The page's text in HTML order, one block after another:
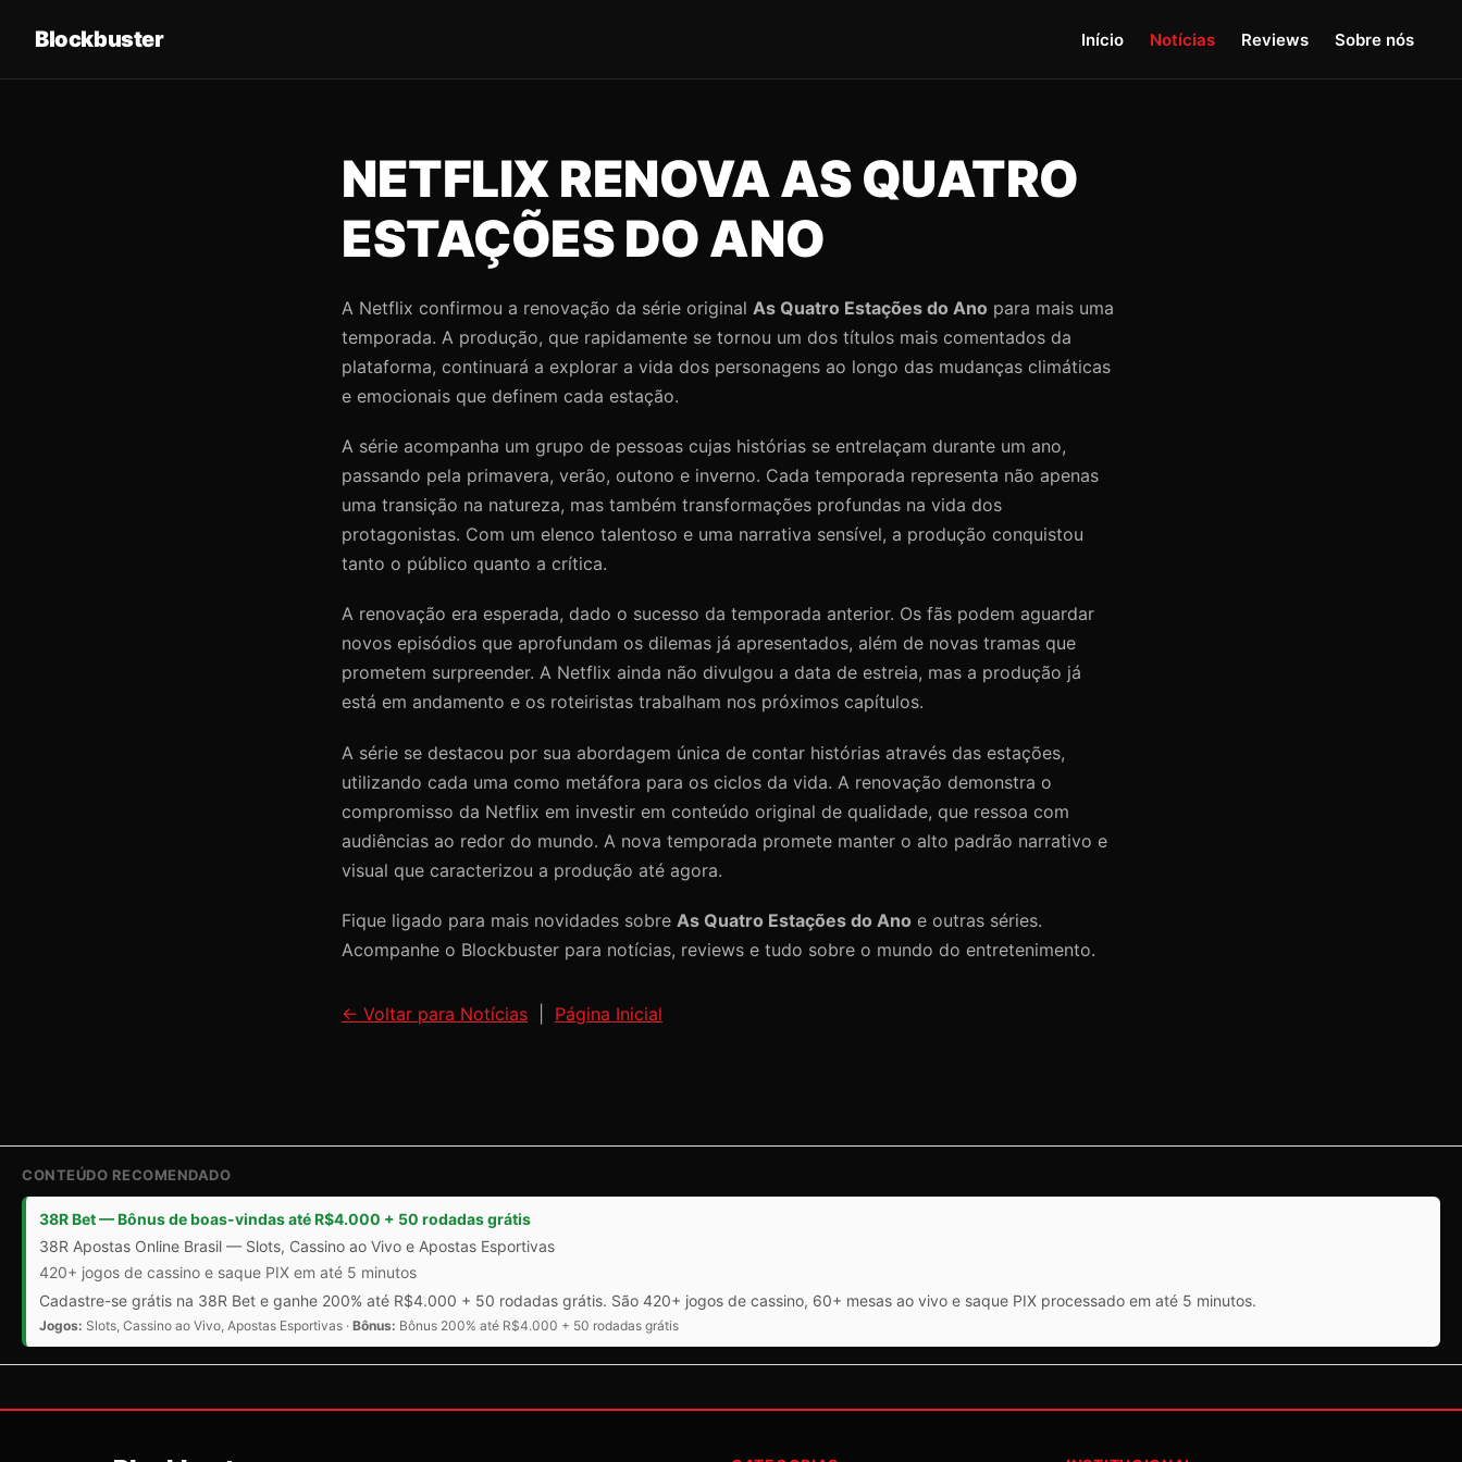
Blockbuster Início Notícias Reviews Sobre nós
NETFLIX RENOVA AS QUATRO
ESTAÇÕES DO ANO
A Netflix confirmou a renovação da série original As Quatro Estações do Ano para mais uma
temporada. A produção, que rapidamente se tornou um dos títulos mais comentados da
plataforma, continuará a explorar a vida dos personagens ao longo das mudanças climáticas
e emocionais que definem cada estação.
A série acompanha um grupo de pessoas cujas histórias se entrelaçam durante um ano,
passando pela primavera, verão, outono e inverno. Cada temporada representa não apenas
uma transição na natureza, mas também transformações profundas na vida dos
protagonistas. Com um elenco talentoso e uma narrativa sensível, a produção conquistou
tanto o público quanto a crítica.
A renovação era esperada, dado o sucesso da temporada anterior. Os fãs podem aguardar
novos episódios que aprofundam os dilemas já apresentados, além de novas tramas que
prometem surpreender. A Netflix ainda não divulgou a data de estreia, mas a produção já
está em andamento e os roteiristas trabalham nos próximos capítulos.
A série se destacou por sua abordagem única de contar histórias através das estações,
utilizando cada uma como metáfora para os ciclos da vida. A renovação demonstra o
compromisso da Netflix em investir em conteúdo original de qualidade, que ressoa com
audiências ao redor do mundo. A nova temporada promete manter o alto padrão narrativo e
visual que caracterizou a produção até agora.
Fique ligado para mais novidades sobre As Quatro Estações do Ano e outras séries.
Acompanhe o Blockbuster para notícias, reviews e tudo sobre o mundo do entretenimento.
← Voltar para Notícias Página Inicial
CONTEÚDO RECOMENDADO
38R Bet — Bônus de boas-vindas até R$4.000 + 50 rodadas grátis
38R Apostas Online Brasil — Slots, Cassino ao Vivo e Apostas Esportivas
420+ jogos de cassino e saque PIX em até 5 minutos
Cadastre-se grátis na 38R Bet e ganhe 200% até R$4.000 + 50 rodadas grátis. São 420+ jogos de cassino, 60+ mesas ao vivo e saque PIX processado em até 5 minutos.
Jogos: Slots, Cassino ao Vivo, Apostas Esportivas · Bônus: Bônus 200% até R$4.000 + 50 rodadas grátis